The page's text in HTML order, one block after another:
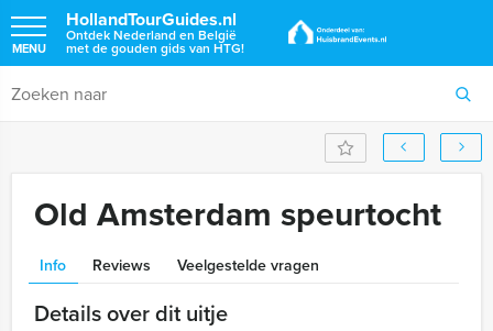
HollandTourGuides.nl
Ontdek Nederland en België
met de gouden gids van HTG!
MENU
Old Amsterdam speurtocht
Info Reviews Veelgestelde vragen
Details over dit uitje